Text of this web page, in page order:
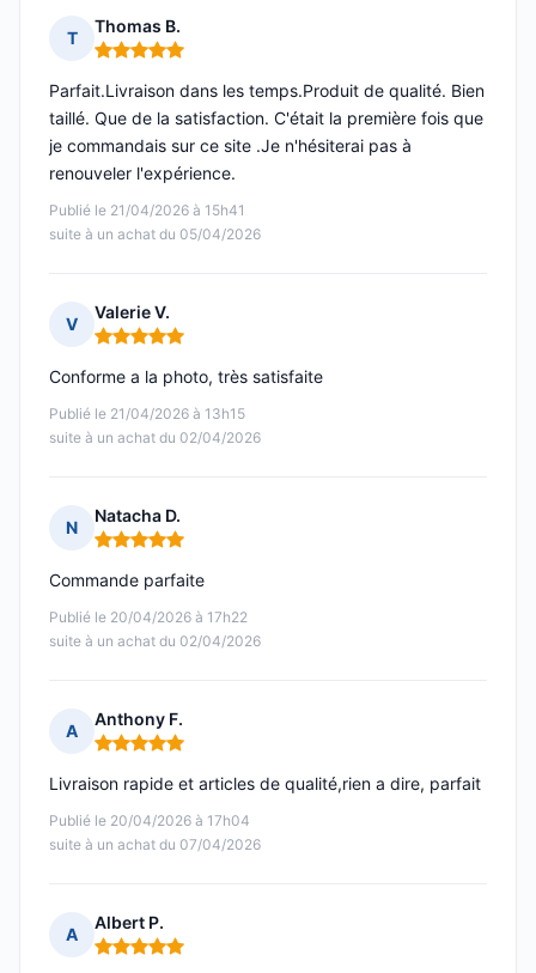
T
Thomas B.
Note : 5 sur 5
Publié le 21/04/2026 à 15h41
suite à un achat du 05/04/2026
Parfait.Livraison dans les temps.Produit de qualité. Bien
taillé. Que de la satisfaction. C'était la première fois que
je commandais sur ce site .Je n'hésiterai pas à
renouveler l'expérience.
V
Valerie V.
Note : 5 sur 5
Publié le 21/04/2026 à 13h15
suite à un achat du 02/04/2026
Conforme a la photo, très satisfaite
N
Natacha D.
Note : 5 sur 5
Publié le 20/04/2026 à 17h22
suite à un achat du 02/04/2026
Commande parfaite
A
Anthony F.
Note : 5 sur 5
Publié le 20/04/2026 à 17h04
suite à un achat du 07/04/2026
Livraison rapide et articles de qualité,rien a dire, parfait
A
Albert P.
Note : 5 sur 5